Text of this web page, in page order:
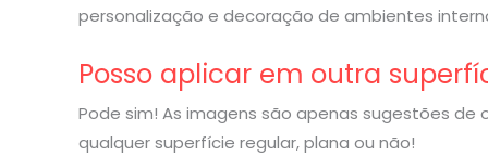
personalização e decoração de ambientes
Posso aplicar em outra
Pode sim! As imagens são apenas sugestões
qualquer superfície regular, plana ou não!